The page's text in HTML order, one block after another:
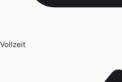
Vollzeit